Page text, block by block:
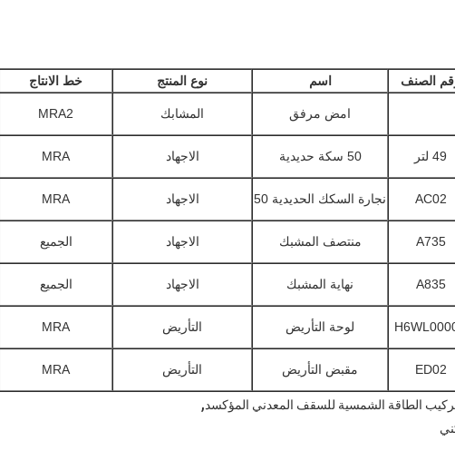
الصنف اسم نوع المنتج خط الانتاج
امض مرفق المشابك MRA2
49 لتر 50 سكة حديدية الاجهاد MRA
AC02 نجارة السكك الحديدية 50 الاجهاد MRA
A735 منتصف المشبك الاجهاد الجميع
A835 نهاية المشبك الاجهاد الجميع
لوحة التأريض التأريض MRA
ED02 مقبض التأريض التأريض MRA
الطاقة الشمسية للسقف المعدني المؤكسد,